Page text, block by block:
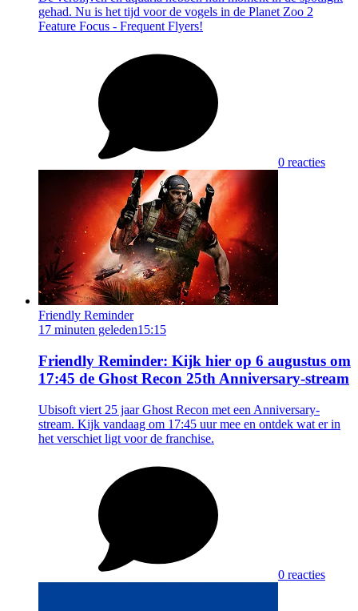
gehad. Nu is het tijd voor de vogels in de Planet Zoo 2
Feature Focus - Frequent Flyers!
0 reacties
Friendly Reminder
17 minuten geleden15:15
Friendly Reminder: Kijk hier op 6 augustus om
17:45 de Ghost Recon 25th Anniversary-stream
Ubisoft viert 25 jaar Ghost Recon met een Anniversary-
stream. Kijk vandaag om 17:45 uur mee en ontdek wat er in
het verschiet ligt voor de franchise.
0 reacties